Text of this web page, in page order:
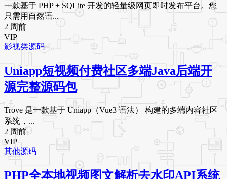
一款基于 PHP + SQLite 开发的轻量级网页即时发布平台。您
只需用自然语...
2 周前
VIP
影视类源码
Uniapp短视频付费社区多端Java后端开
源完整源码包
Trove 是一款基于 Uniapp（Vue3 语法） 构建的多端内容社区
系统，...
2 周前
VIP
其他源码
PHP全本地视频图文解析去水印API系统